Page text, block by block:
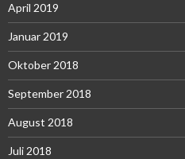
April 2019
Januar 2019
Oktober 2018
September 2018
August 2018
Juli 2018